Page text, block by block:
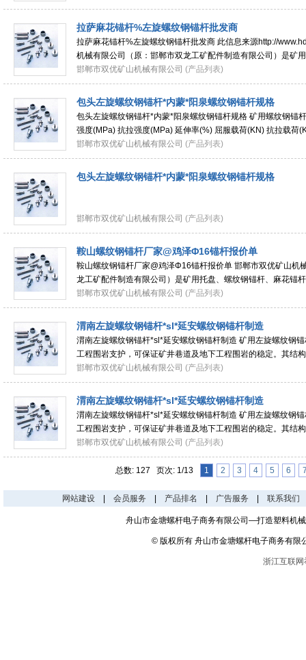
拉萨麻花锚杆%左旋螺纹钢锚杆批发商
拉萨麻花锚杆%左旋螺纹钢锚杆批发商 此信息来源http://
机械有限公司（原：邯郸市双龙工矿配件制造有限公司）是矿
杆、支护网片、锚杆支护厂、锚杆（
邯郸市双优矿山机械有限公司 (产品列表)
包头左旋螺纹钢锚杆*内蒙*阳泉螺纹钢锚杆规格
包头左旋螺纹钢锚杆*内蒙*阳泉螺纹钢锚杆规格 矿用螺纹钢锚
强度(MPa) 抗拉强度(MPa) 延伸率(%) 屈服载荷(KN) 抗拉载荷
≧510 ≧25 ≧69 ≧100 1.6 φ18 ≧345 ≧5
邯郸市双优矿山机械有限公司 (产品列表)
包头左旋螺纹钢锚杆*内蒙*阳泉螺纹钢锚杆规格
邯郸市双优矿山机械有限公司 (产品列表)
鞍山螺纹钢锚杆厂家@鸡泽Φ16锚杆报价单
鞍山螺纹钢锚杆厂家@鸡泽Φ16锚杆报价单 邯郸市双优矿山机
龙工矿配件制造有限公司）是矿用托盘、螺纹钢锚杆、麻花锚
锚杆（左旋锚杆、右旋锚杆）、焊接网片
邯郸市双优矿山机械有限公司 (产品列表)
渭南左旋螺纹钢锚杆*sl*延安螺纹钢锚杆制造
渭南左旋螺纹钢锚杆*sl*延安螺纹钢锚杆制造 矿用左旋螺纹钢
工程围岩支护，可保证矿井巷道及地下工程围岩的稳定。其结
连续螺纹，全长等强度；紧固端设有预应
邯郸市双优矿山机械有限公司 (产品列表)
渭南左旋螺纹钢锚杆*sl*延安螺纹钢锚杆制造
渭南左旋螺纹钢锚杆*sl*延安螺纹钢锚杆制造 矿用左旋螺纹钢
工程围岩支护，可保证矿井巷道及地下工程围岩的稳定。其结
连续螺纹，全长等强度；紧固端设有预应
邯郸市双优矿山机械有限公司 (产品列表)
总数: 127 页次: 1/13 1 2 3 4 5 6
网站建设 会员服务 产品排名 广告服务 联系我们
舟山市金塘螺杆电子商务有限公司—打造塑料机
© 版权所有 舟山市金塘螺杆电子商务有
浙江互联网